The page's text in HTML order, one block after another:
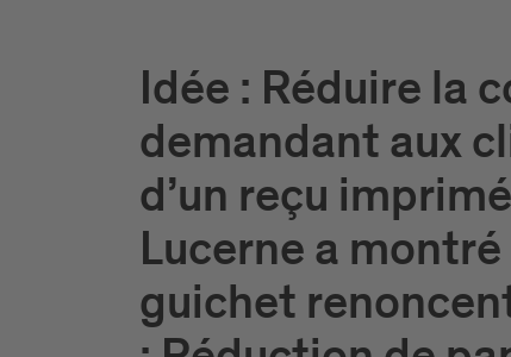
Idée : Réduire la
demandant aux
d’un reçu
Lucerne a
guichet